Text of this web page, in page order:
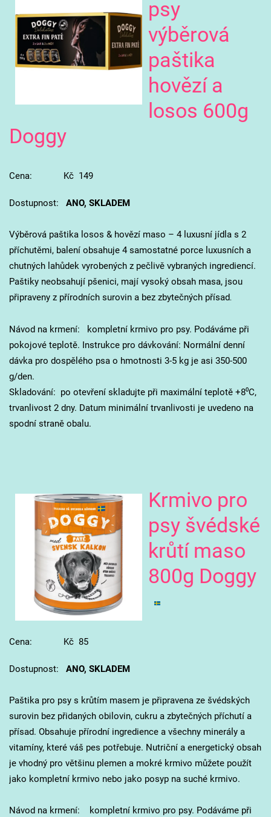
psy
výběrová
paštika
hovězí a
losos 600g
Doggy
Cena: Kč 149
Dostupnost: ANO, SKLADEM
Výběrová paštika losos & hovězí maso – 4 luxusní jídla s 2
příchutěmi, balení obsahuje 4 samostatné porce luxusních a
chutných lahůdek vyrobených z pečlivě vybraných ingrediencí.
Paštiky neobsahují pšenici, mají vysoký obsah masa, jsou
připraveny z přírodních surovin a bez zbytečných přísad.
Návod na krmení: kompletní krmivo pro psy. Podáváme při
pokojové teplotě. Instrukce pro dávkování: Normální denní
dávka pro dospělého psa o hmotnosti 3-5 kg je asi 350-500
g/den.
Skladování: po otevření skladujte při maximální teplotě +8⁰C,
trvanlivost 2 dny. Datum minimální trvanlivosti je uvedeno na
spodní straně obalu.
Krmivo pro
psy švédské
krůtí maso
800g Doggy
Cena: Kč 85
Dostupnost: ANO, SKLADEM
Paštika pro psy s krůtím masem je připravena ze švédských
surovin bez přidaných obilovin, cukru a zbytečných příchutí a
přísad. Obsahuje přírodní ingredience a všechny minerály a
vitamíny, které váš pes potřebuje. Nutriční a energetický obsah
je vhodný pro většinu plemen a mokré krmivo můžete použít
jako kompletní krmivo nebo jako posyp na suché krmivo.
Návod na krmení: kompletní krmivo pro psy. Podáváme při